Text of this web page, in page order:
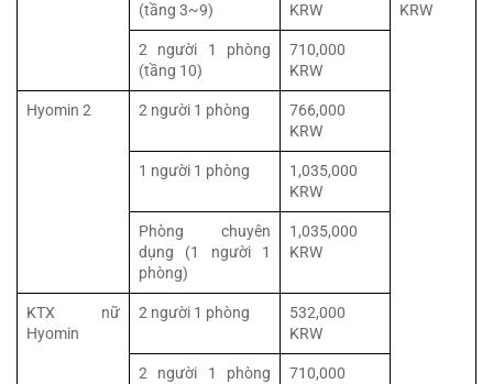
(tầng 3~9)
KRW
KRW
2 người 1 phòng
(tầng 10)
710,000
KRW
Hyomin 2 2 người 1 phòng
766,000
KRW
1 người 1 phòng
1,035,000
KRW
Phòng chuyên
dụng (1 người 1
phòng)
1,035,000
KRW
KTX nữ
Hyomin
2 người 1 phòng
532,000
KRW
2 người 1 phòng
710,000